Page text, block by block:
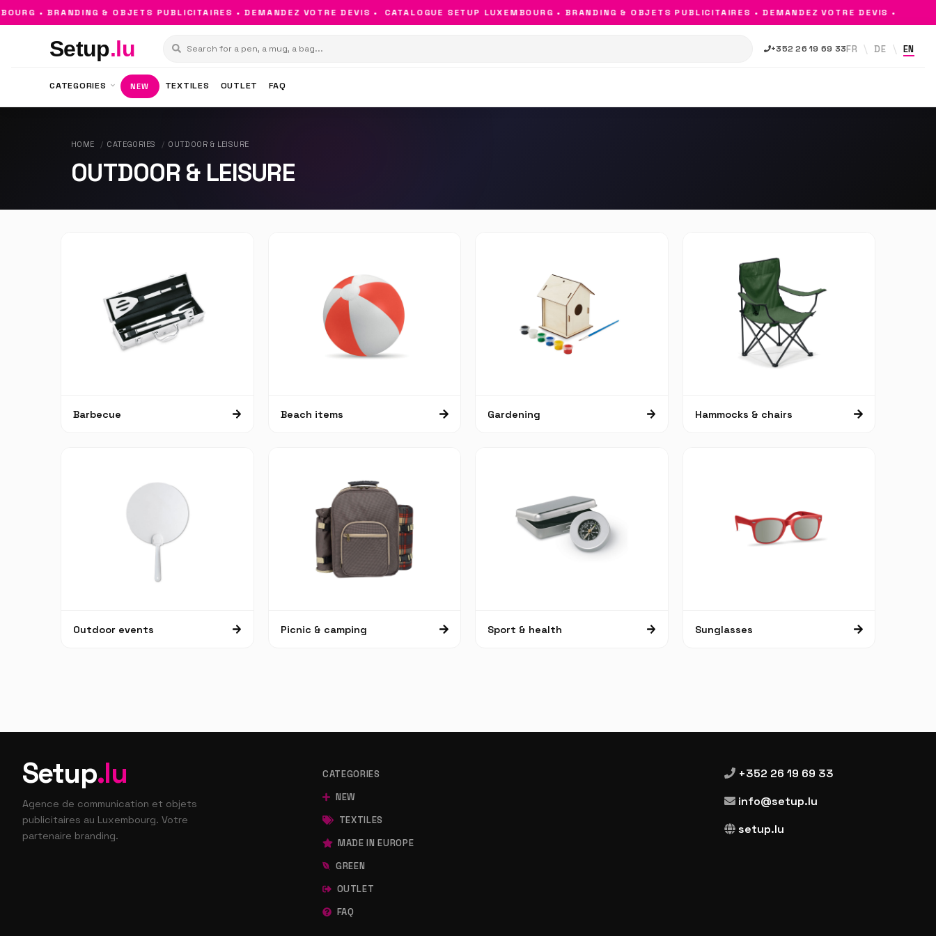
• BRANDING & OBJETS PUBLICITAIRES • DEMANDEZ VOTRE DEVIS • CATALOGUE SETUP LUXEMBOURG • BRANDING & OBJETS PUBLICITAIRES • DEMANDEZ VOTRE DEVIS •
Setup.lu +352 26 19 69 33FR DE EN
CATEGORIES NEW TEXTILES OUTLET FAQ
HOME CATEGORIES OUTDOOR & LEISURE
OUTDOOR & LEISURE
Barbecue Beach items Gardening Hammocks & chairs
Outdoor events Picnic & camping Sport & health Sunglasses
Setup.lu
Agence de communication et objets
publicitaires au Luxembourg. Votre
partenaire branding.
CATEGORIES
NEW
TEXTILES
MADE IN EUROPE
GREEN
OUTLET
FAQ
+352 26 19 69 33
info@setup.lu
setup.lu